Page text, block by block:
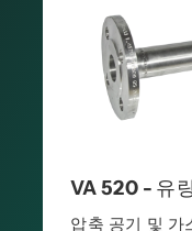
VA 520 - 유
압축 공기 및 가